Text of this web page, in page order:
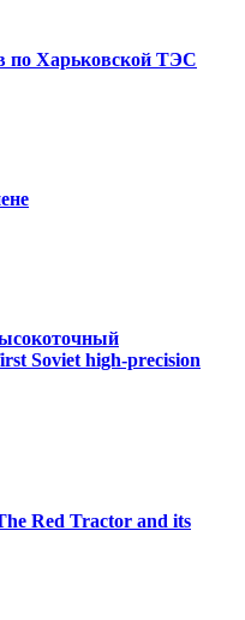
по Харьковской ТЭС
Soviet high-precision
Red Tractor and its